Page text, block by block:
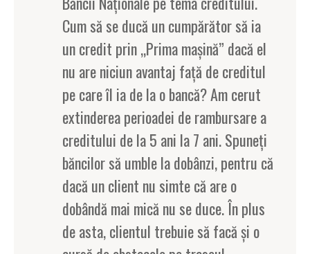
Cum să se ducă un cumpărător să ia
un credit prin „Prima maşină” dacă el
nu are niciun avantaj faţă de creditul
pe care îl ia de la o bancă? Am cerut
extinderea perioadei de rambursare a
creditului de la 5 ani la 7 ani. Spuneţi
băncilor să umble la dobânzi, pentru că
dacă un client nu simte că are o
dobândă mai mică nu se duce. În plus
de asta, clientul trebuie să facă şi o